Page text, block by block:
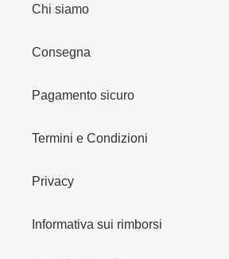
Chi siamo
Consegna
Pagamento sicuro
Termini e Condizioni
Privacy
Informativa sui rimborsi